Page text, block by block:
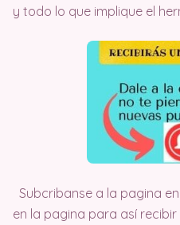
y todo lo que implique el
Subcribanse a la pagina
en la pagina para así